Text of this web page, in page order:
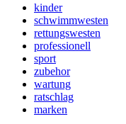
kinder
schwimmwesten
rettungswesten
professionell
sport
zubehor
wartung
ratschlag
marken